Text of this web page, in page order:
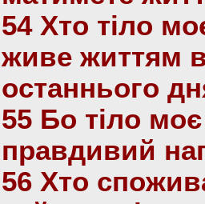
54 Хто тіло
живе життям
останнього
55 Бо тіло
правдивий
56 Хто